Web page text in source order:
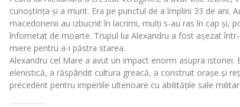
cunoștința și a murit. Era pe punctul de a împlini 33 de ani.
macedonenii au izbucnit în lacrimi, mulți s-au ras în cap și,
înfometat de moarte. Trupul lui Alexandru a fost așezat
miere pentru a-i păstra starea.
Alexandru cel Mare a avut un impact enorm asupra istoriei.
elenistică, a răspândit cultura greacă, a construit orașe și
precedent pentru imperiile ulterioare cu abilitățile sale